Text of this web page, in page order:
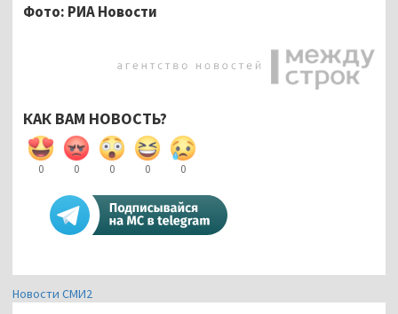
Фото: РИА Новости
КАК ВАМ НОВОСТЬ?
0 0 0 0 0
Новости СМИ2